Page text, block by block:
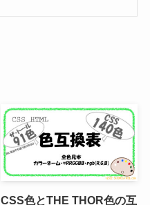
CSS色とTHE THOR色の互